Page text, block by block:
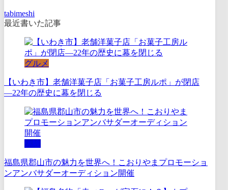
tabimeshi
最近書いた記事
グルメ
【いわき市】老舗洋菓子店「お菓子工房ルポ」が閉店
―22年の歴史に幕を閉じる
体験
福島県郡山市の魅力を世界へ！こおりやまプロモーショ
ンアンバサダーオーディション開催